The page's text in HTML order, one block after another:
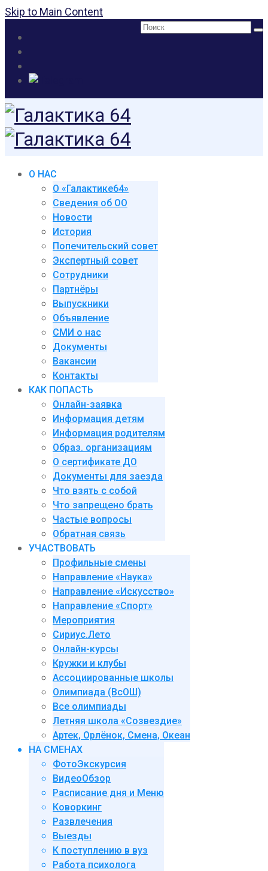
Skip to Main Content
Поиск:
О НАС
О «Галактике64»
Сведения об ОО
Новости
История
Попечительский совет
Экспертный совет
Сотрудники
Партнёры
Выпускники
Объявление
СМИ о нас
Документы
Вакансии
Контакты
КАК ПОПАСТЬ
Онлайн-заявка
Информация детям
Информация родителям
Образ. организациям
О сертификате ДО
Документы для заезда
Что взять с собой
Что запрещено брать
Частые вопросы
Обратная связь
УЧАСТВОВАТЬ
Профильные смены
Направление «Наука»
Направление «Искусство»
Направление «Спорт»
Мероприятия
Сириус.Лето
Онлайн-курсы
Кружки и клубы
Ассоциированные школы
Олимпиада (ВсОШ)
Все олимпиады
Летняя школа «Созвездие»
Артек, Орлёнок, Смена, Океан
НА СМЕНАХ
ФотоЭкскурсия
ВидеоОбзор
Расписание дня и Меню
Коворкинг
Развлечения
Выезды
К поступлению в вуз
Работа психолога